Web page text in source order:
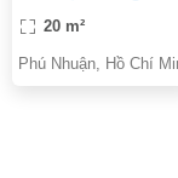
20 m²
Phú Nhuận, Hồ Chí